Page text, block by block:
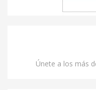
Únete a los más